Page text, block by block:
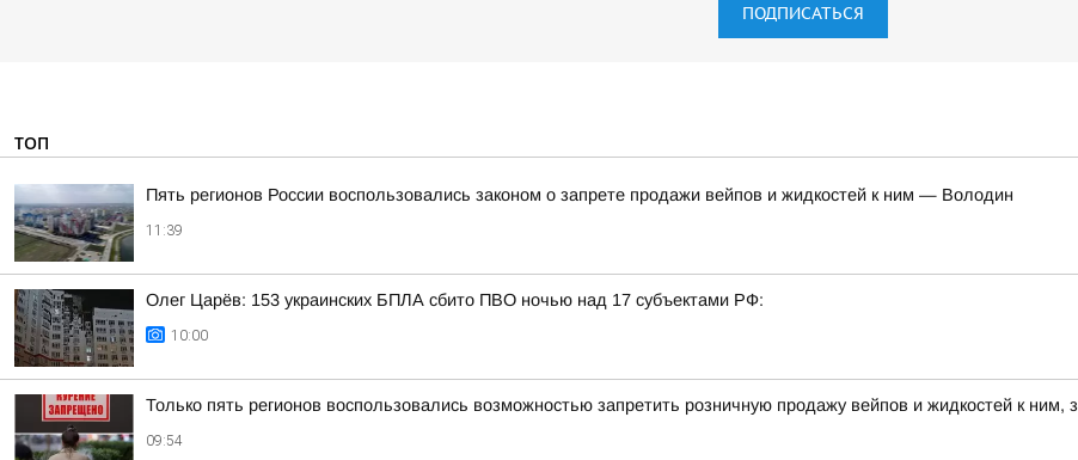
ПОДПИСАТЬСЯ
ТОП
Пять регионов России воспользовались законом о запрете продажи вейпов и жидкостей к ним — Володин
11:39
Олег Царёв: 153 украинских БПЛА сбито ПВО ночью над 17 субъектами РФ:
10:00
Только пять регионов воспользовались возможностью запретить розничную продажу вейпов и жидкостей к ним,
09:54